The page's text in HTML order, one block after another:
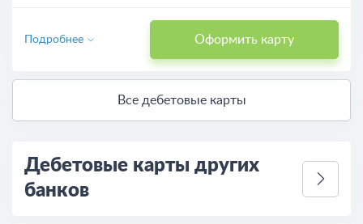
Оформить карту
Подробнее
Все дебетовые карты
Дебетовые карты других
банков